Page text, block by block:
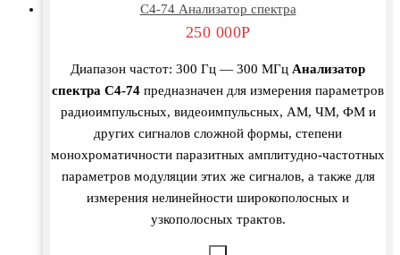
С4-74 Анализатор спектра
250 000Р
Диапазон частот: 300 Гц — 300 МГц Анализатор
спектра С4-74 предназначен для измерения параметров
радиоимпульсных, видеоимпульсных, AM, ЧМ, ФМ и
других сигналов сложной формы, степени
монохроматичности паразитных амплитудно-частотных
параметров модуляции этих же сигналов, а также для
измерения нелинейности широкополосных и
узкополосных трактов.